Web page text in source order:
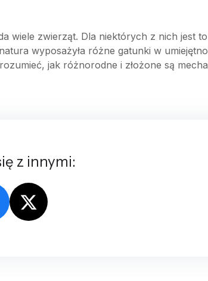
wiele zwierząt. Dla niektórych z nich jest
wyposażyła różne gatunki w
jak różnorodne i złożone są
z innymi: